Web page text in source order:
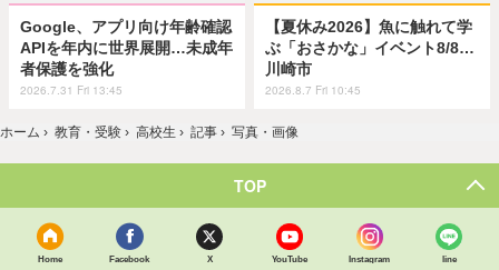
Google、アプリ向け年齢確認
APIを年内に世界展開…未成年
者保護を強化
2026.7.31 Fri 13:45
【夏休み2026】魚に触れて学
ぶ「おさかな」イベント8/8…
川崎市
2026.8.7 Fri 10:45
ホーム › 教育・受験 › 高校生 › 記事 › 写真・画像
TOP
Home Facebook X YouTube Instagram line